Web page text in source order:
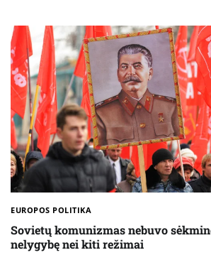
EUROPOS POLITIKA
Sovietų komunizmas nebuvo
nelygybę nei kiti režimai